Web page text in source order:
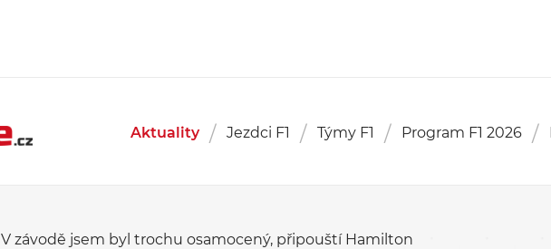
Aktuality Jezdci F1 Týmy F1 Program F1 2026
V závodě jsem byl trochu osamocený, připouští Hamilton